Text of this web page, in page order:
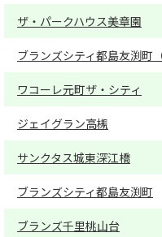
ザ・パークハウス美章園
ブランズシティ都島友渕町（
ワコーレ元町ザ・シティ
ジェイグラン高槻
サンクタス城東深江橋
ブランズシティ都島友渕町
ブランズ千里桃山台